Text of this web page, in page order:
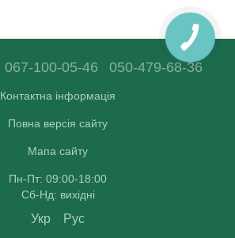
067-100-05-46 050-479-68-36
Контактна інформація
Повна версія сайту
Мапа сайту
Пн-Пт: 09:00-18:00
Сб-Нд: вихідні
Укр Рус